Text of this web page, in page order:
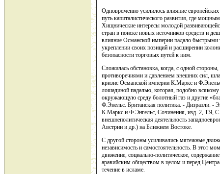
Одновременно усилилось влияние
путь капиталистического развития, где
Хищнические интересы молодой
стран в поиске новых источников средств и
влияние Османской империи падало
укреплении своих позиций и расширении
безопасности торговых путей к ним.
Сложилась обстановка, когда, с одной
противоречиями и давлением внешних сил,
кризис Османской империи К.Маркс и
лошадиной падалью, которая, подобно
окружающую среду болотный газ и другие
Ф.Энельс. Британская политика. - Дизраэли.
К.Маркс и Ф.Энгельс, Сочинения, изд. 2, Т.9,
внешнеполитическая деятельность
Австрии и др.) на Ближнем Востоке.
С другой стороны усиливались мятежные
независимость и самостоятельность. В этот
движение, социально-политическое,
аравийским обществом в целом и перед
течение в исламе.